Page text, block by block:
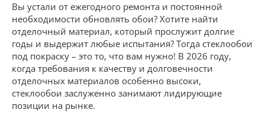
Вы устали от ежегодного ремонта и постоянной
необходимости обновлять обои? Хотите найти
отделочный материал, который прослужит долгие
годы и выдержит любые испытания? Тогда стеклообои
под покраску – это то, что вам нужно! В 2026 году,
когда требования к качеству и долговечности
отделочных материалов особенно высоки,
стеклообои заслуженно занимают лидирующие
позиции на рынке.